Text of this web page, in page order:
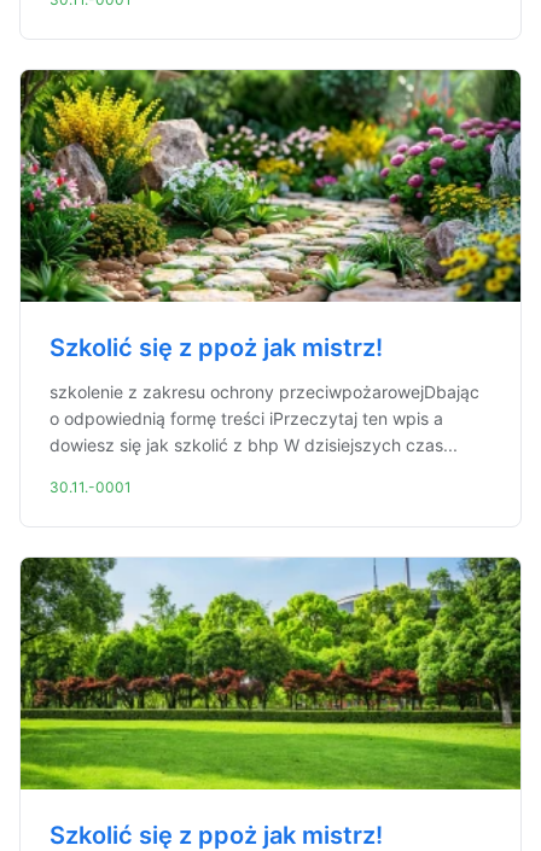
Szkolić się z ppoż jak mistrz!
szkolenie z zakresu ochrony przeciwpożarowejDbając
o odpowiednią formę treści iPrzeczytaj ten wpis a
dowiesz się jak szkolić z bhp W dzisiejszych czas...
30.11.-0001
Szkolić się z ppoż jak mistrz!